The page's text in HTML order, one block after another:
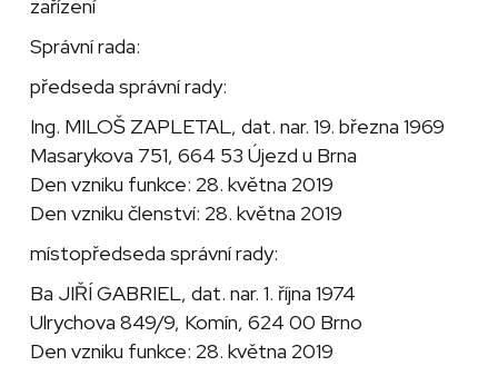
zařízení
Správní rada:
předseda správní rady:
Ing. MILOŠ ZAPLETAL, dat. nar. 19. března 1969
Masarykova 751, 664 53 Újezd u Brna
Den vzniku funkce: 28. května 2019
Den vzniku členství: 28. května 2019
místopředseda správní rady:
Ba JIŘÍ GABRIEL, dat. nar. 1. října 1974
Ulrychova 849/9, Komín, 624 00 Brno
Den vzniku funkce: 28. května 2019